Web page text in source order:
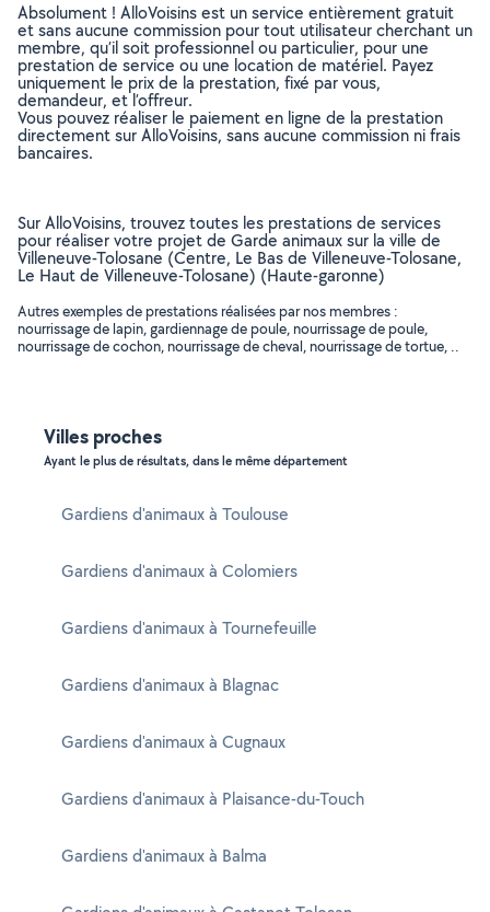
Absolument ! AlloVoisins est un service entièrement gratuit
et sans aucune commission pour tout utilisateur cherchant un
membre, qu’il soit professionnel ou particulier, pour une
prestation de service ou une location de matériel. Payez
uniquement le prix de la prestation, fixé par vous,
demandeur, et l’offreur.
Vous pouvez réaliser le paiement en ligne de la prestation
directement sur AlloVoisins, sans aucune commission ni frais
bancaires.
Sur AlloVoisins, trouvez toutes les prestations de services
pour réaliser votre projet de Garde animaux sur la ville de
Villeneuve-Tolosane (Centre, Le Bas de Villeneuve-Tolosane,
Le Haut de Villeneuve-Tolosane) (Haute-garonne)
Autres exemples de prestations réalisées par nos membres :
nourrissage de lapin, gardiennage de poule, nourrissage de poule,
nourrissage de cochon, nourrissage de cheval, nourrissage de tortue, ..
Villes proches
Ayant le plus de résultats, dans le même département
Gardiens d'animaux à Toulouse
Gardiens d'animaux à Colomiers
Gardiens d'animaux à Tournefeuille
Gardiens d'animaux à Blagnac
Gardiens d'animaux à Cugnaux
Gardiens d'animaux à Plaisance-du-Touch
Gardiens d'animaux à Balma